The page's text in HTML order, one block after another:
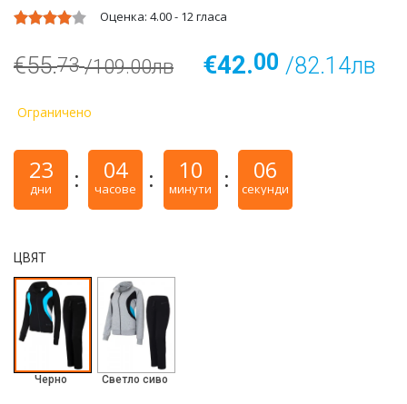
Оценка: 4.00- 12гласа
€55.73 /109.00лв €42.00 /82.14лв
Ограничено
23
дни
04
часове
10
минути
05
секунди
ЦВЯТ
Черно Светло сиво